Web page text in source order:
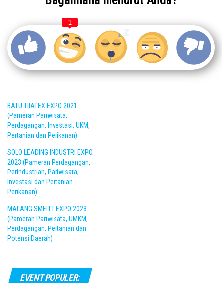
1
BATU TIIATEX EXPO 2021
(Pameran Pariwisata,
Perdagangan, Investasi, UKM,
Pertanian dan Perikanan)
SOLO LEADING INDUSTRI EXPO
2023 (Pameran Perdagangan,
Perindustrian, Pariwisata,
Investasi dan Pertanian
Perikanan)
MALANG SMEITT EXPO 2023
(Pameran Pariwisata, UMKM,
Perdagangan, Pertanian dan
Potensi Daerah)
EVENT POPULER: